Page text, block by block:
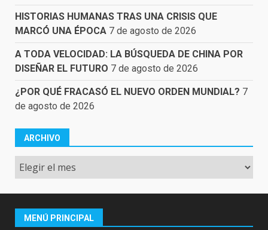
HISTORIAS HUMANAS TRAS UNA CRISIS QUE
MARCÓ UNA ÉPOCA 7 de agosto de 2026
A TODA VELOCIDAD: LA BÚSQUEDA DE CHINA POR
DISEÑAR EL FUTURO 7 de agosto de 2026
¿POR QUÉ FRACASÓ EL NUEVO ORDEN MUNDIAL? 7
de agosto de 2026
ARCHIVO
Archivo
MENÚ PRINCIPAL